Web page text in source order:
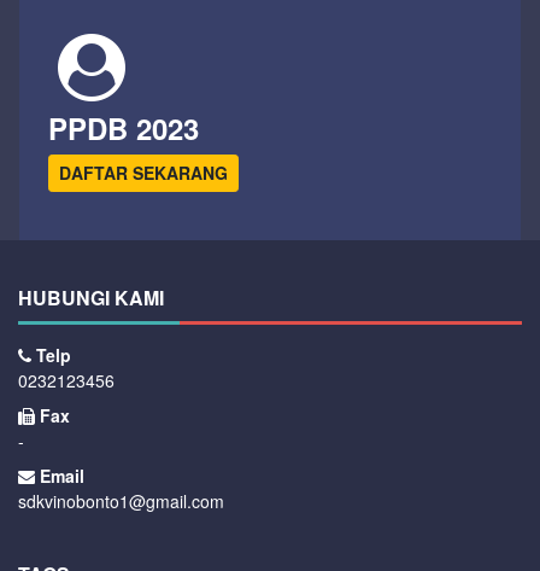
PPDB 2023
DAFTAR SEKARANG
HUBUNGI KAMI
Telp
0232123456
Fax
-
Email
sdkvinobonto1@gmail.com